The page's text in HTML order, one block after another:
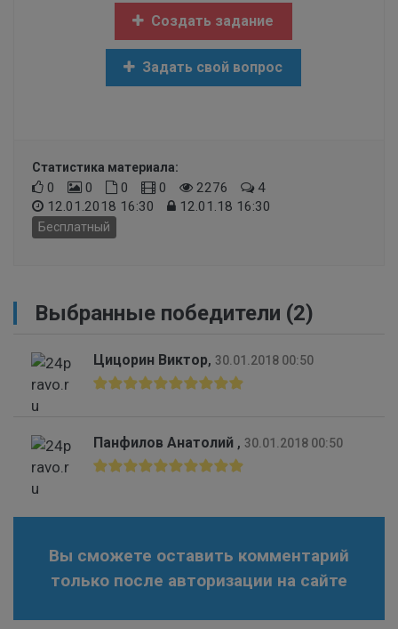
Создать задание
Задать свой вопрос
Статистика материала:
0 0 0 0 2276
4
12.01.2018 16:30
12.01.18 16:30
Бесплатный
Выбранные победители (2)
Цицорин Виктор, 30.01.2018 00:50
Панфилов Анатолий , 30.01.2018 00:50
Вы сможете оставить комментарий
только после авторизации на сайте